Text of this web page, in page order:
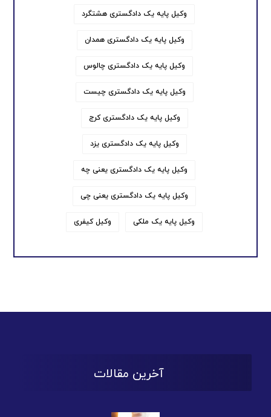
وکیل پایه یک دادگستری هشتگرد
وکیل پایه یک دادگستری همدان
وکیل پایه یک دادگستری چالوس
وکیل پایه یک دادگستری چیست
وکیل پایه یک دادگستری کرج
وکیل پایه یک دادگستری یزد
وکیل پایه یک دادگستری یعنی چه
وکیل پایه یک دادگستری یعنی چی
وکیل پایه یک ملکی وکیل کیفری
آخرین مقالات